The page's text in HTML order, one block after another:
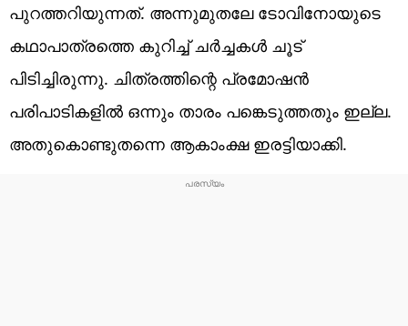
പുറത്തറിയുന്നത്. അന്നുമുതലേ ടോവിനോയുടെ
കഥാപാത്രത്തെ കുറിച്ച് ചര്‍ച്ചകള്‍ ചൂട്
പിടിച്ചിരുന്നു. ചിത്രത്തിന്റെ പ്രമോഷന്‍
പരിപാടികളില്‍ ഒന്നും താരം പങ്കെടുത്തതും ഇല്ല.
അതുകൊണ്ടുതന്നെ ആകാംക്ഷ ഇരട്ടിയാക്കി.